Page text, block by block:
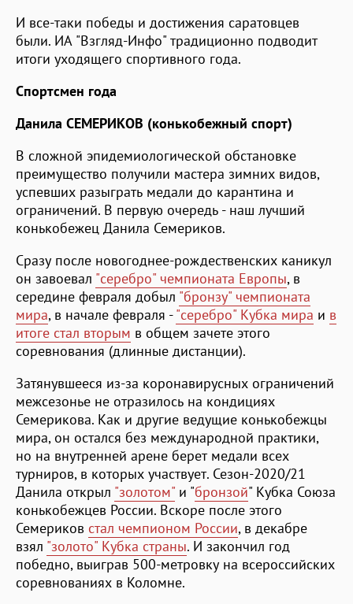
И все-таки победы и достижения саратовцев
были. ИА "Взгляд-Инфо" традиционно подводит
итоги уходящего спортивного года.
Спортсмен года
Данила СЕМЕРИКОВ (конькобежный спорт)
В сложной эпидемиологической обстановке
преимущество получили мастера зимних видов,
успевших разыграть медали до карантина и
ограничений. В первую очередь - наш лучший
конькобежец Данила Семериков.
Сразу после новогоднее-рождественских каникул
он завоевал "серебро" чемпионата Европы, в
середине февраля добыл "бронзу" чемпионата
мира, в начале февраля -"серебро" Кубка мира и в
итоге стал вторым в общем зачете этого
соревнования (длинные дистанции).
Затянувшееся из-за коронавирусных ограничений
межсезонье не отразилось на кондициях
Семерикова. Как и другие ведущие конькобежцы
мира, он остался без международной практики,
но на внутренней арене берет медали всех
турниров, в которых участвует. Сезон-2020/21
Данила открыл "золотом" и "бронзой" Кубка Союза
конькобежцев России. Вскоре после этого
Семериков стал чемпионом России, в декабре
взял "золото" Кубка страны. И закончил год
победно, выиграв 500-метровку на всероссийских
соревнованиях в Коломне.